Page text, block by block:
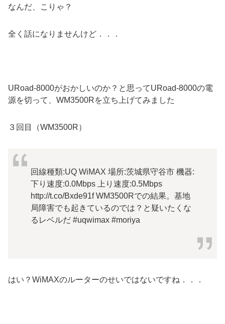
なんだ、こりゃ？
全く話になりませんけど．．．
URoad-8000がおかしいのか？と思ってURoad-8000の電
源を切って、WM3500Rを立ち上げてみました
３回目（WM3500R）
回線種類:UQ WiMAX 場所:茨城県守谷市 機器:
下り速度:0.0Mbps 上り速度:0.5Mbps
http://t.co/Bxde91f WM3500Rでの結果。基地
局障害でも起きているのでは？と疑いたくな
るレベルだ #uqwimax #moriya
はい？WiMAXのルーターのせいではないですね．．．